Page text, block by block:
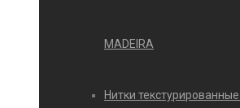
MADEIRA
Нитки